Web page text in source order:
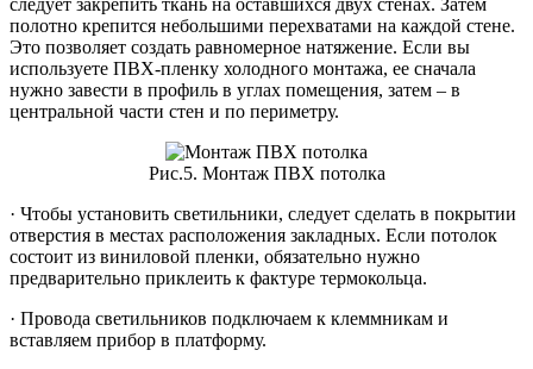
следует закрепить ткань на оставшихся двух стенах. Затем
полотно крепится небольшими перехватами на каждой стене.
Это позволяет создать равномерное натяжение. Если вы
используете ПВХ-пленку холодного монтажа, ее сначала
нужно завести в профиль в углах помещения, затем – в
центральной части стен и по периметру.
Рис.5. Монтаж ПВХ потолка
· Чтобы установить светильники, следует сделать в покрытии
отверстия в местах расположения закладных. Если потолок
состоит из виниловой пленки, обязательно нужно
предварительно приклеить к фактуре термокольца.
· Провода светильников подключаем к клеммникам и
вставляем прибор в платформу.